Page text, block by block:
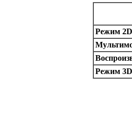
Режим 2D
Режим 3D